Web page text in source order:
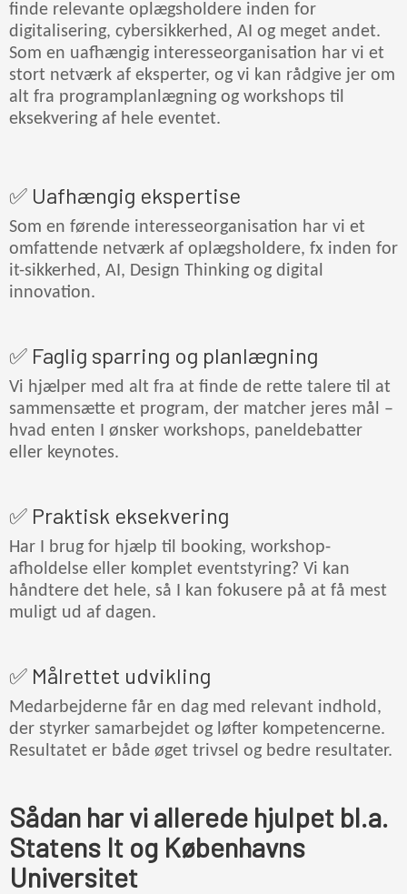
finde relevante oplægsholdere inden for
digitalisering, cybersikkerhed, AI og meget andet.
Som en uafhængig interesseorganisation har vi et
stort netværk af eksperter, og vi kan rådgive jer om
alt fra programplanlægning og workshops til
eksekvering af hele eventet.
✅ Uafhængig ekspertise
Som en førende interesseorganisation har vi et
omfattende netværk af oplægsholdere, fx inden for
it-sikkerhed, AI, Design Thinking og digital
innovation.
✅ Faglig sparring og planlægning
Vi hjælper med alt fra at finde de rette talere til at
sammensætte et program, der matcher jeres mål –
hvad enten I ønsker workshops, paneldebatter
eller keynotes.
✅ Praktisk eksekvering
Har I brug for hjælp til booking, workshop-
afholdelse eller komplet eventstyring? Vi kan
håndtere det hele, så I kan fokusere på at få mest
muligt ud af dagen.
✅ Målrettet udvikling
Medarbejderne får en dag med relevant indhold,
der styrker samarbejdet og løfter kompetencerne.
Resultatet er både øget trivsel og bedre resultater.
Sådan har vi allerede hjulpet bl.a.
Statens It og Københavns
Universitet